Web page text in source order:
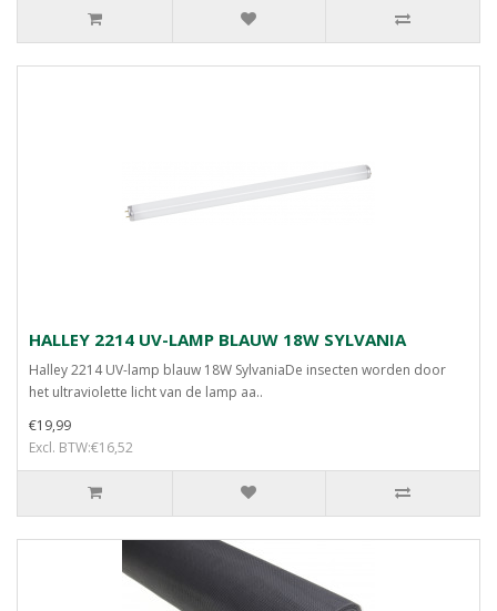
HALLEY 2214 UV-LAMP BLAUW 18W SYLVANIA
Halley 2214 UV-lamp blauw 18W SylvaniaDe insecten worden door
het ultraviolette licht van de lamp aa..
€19,99
Excl. BTW:€16,52